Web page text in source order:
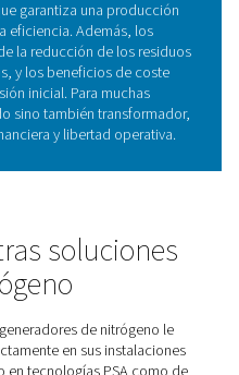
la
de nitrógeno in situ le permite
Adapte la pureza del
Acceda a nitrógeno
el suministro.
Libere espacio en el suelo